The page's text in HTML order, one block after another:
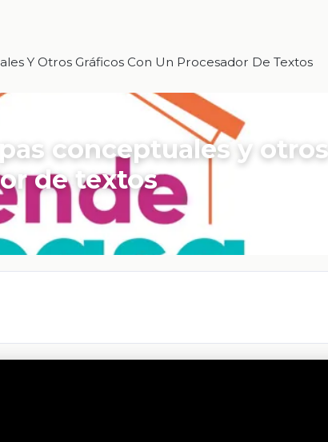
Y Otros Gráficos Con Un Procesador De Textos
conceptuales y otros
de textos